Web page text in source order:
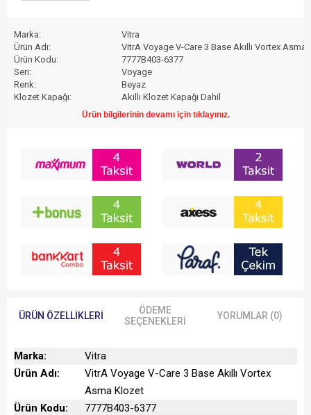
Marka:
Vitra
Ürün Adı:
VitrA Voyage V-Care 3 Base Akıllı Vortex Asma
Ürün Kodu:
7777B403-6377
Seri:
Voyage
Renk:
Beyaz
Klozet Kapağı:
Akıllı Klozet Kapağı Dahil
Yüzey (Sır Özelliği):
VitrA Clean
Montaj deliksiz gizli sistem
Taharet Borusu Giriş:
Taharet Borusu:
Var
Yetkili Servis Hizmeti:
Var
Var
Garanti Süresi:
Elektronik aksam 2 yıl, ürün 10 yıl
Üretim Yeri:
Türkiye
Uyarı ve Genel Açıklamalar:VitrA çağın en ileri kişisel temizlik sistemini
Ürün bilgilerinin devamı için tıklayınız.
ÜRÜN ÖZELLIKLERI
ÖDEME
SEÇENEKLERI
YORUMLAR (0)
Marka:
Vitra
Ürün Adı:
VitrA Voyage V-Care 3 Base Akıllı Vortex
Asma Klozet
Ürün Kodu:
7777B403-6377